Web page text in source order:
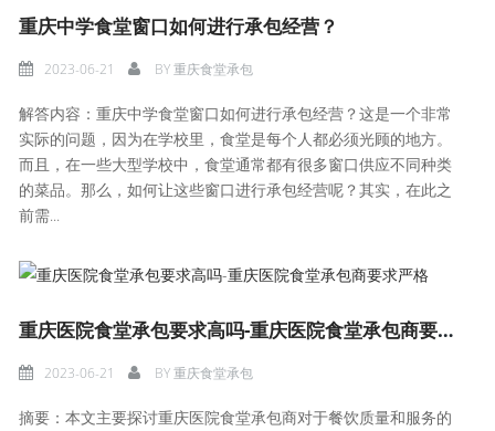
重庆中学食堂窗口如何进行承包经营？
2023-06-21 BY重庆食堂承包
解答内容：重庆中学食堂窗口如何进行承包经营？这是一个非常
实际的问题，因为在学校里，食堂是每个人都必须光顾的地方。
而且，在一些大型学校中，食堂通常都有很多窗口供应不同种类
的菜品。那么，如何让这些窗口进行承包经营呢？其实，在此之
前需...
重庆医院食堂承包要求高吗-重庆医院食堂承包商要求严格
2023-06-21 BY重庆食堂承包
摘要：本文主要探讨重庆医院食堂承包商对于餐饮质量和服务的